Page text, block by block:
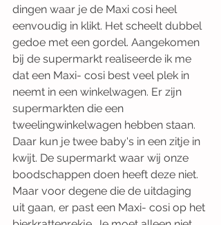
dingen waar je de Maxi cosi heel
eenvoudig in klikt. Het scheelt dubbel
gedoe met een gordel. Aangekomen
bij de supermarkt realiseerde ik me
dat een Maxi- cosi best veel plek in
neemt in een winkelwagen. Er zijn
supermarkten die een
tweelingwinkelwagen hebben staan.
Daar kun je twee baby's in een zitje in
kwijt. De supermarkt waar wij onze
boodschappen doen heeft deze niet.
Maar voor degene die de uitdaging
uit gaan, er past een Maxi- cosi op het